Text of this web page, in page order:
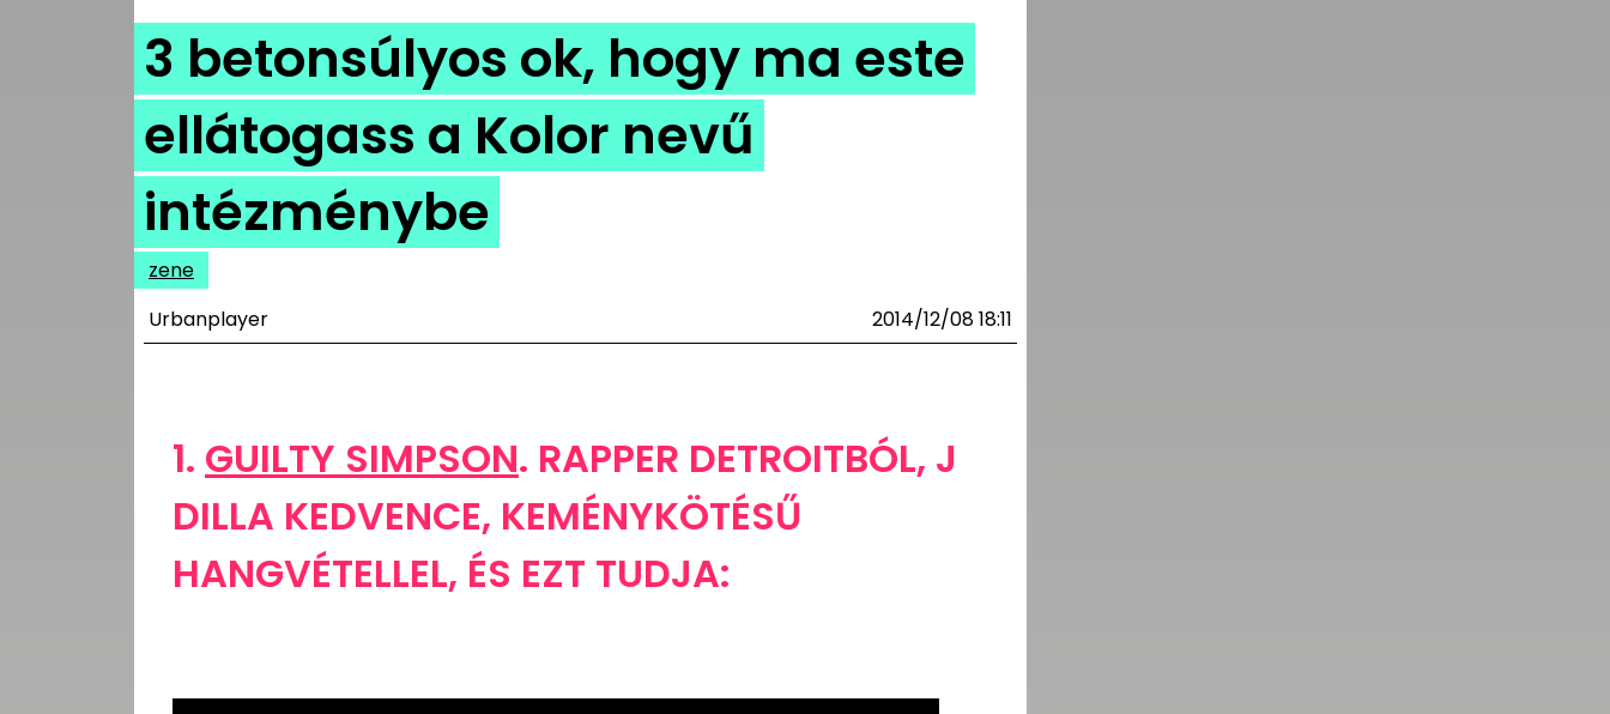
DIVAT
HIP
KULT
UTCA
MÉDIAAJÁNLAT
TÁJÉKOZTATÓ
3 betonsúlyos ok, hogy ma este
ellátogass a Kolor nevű
intézménybe
zene
Urbanplayer
2014/12/08 18:11
1. GUILTY SIMPSON. RAPPER DETROITBÓL, J
DILLA KEDVENCE, KEMÉNYKÖTÉSŰ
HANGVÉTELLEL, ÉS EZT TUDJA: